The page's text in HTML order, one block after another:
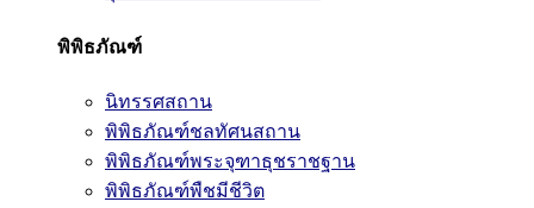
พิพิธภัณฑ์
นิทรรศสถาน
พิพิธภัณฑ์ชลทัศนสถาน
พิพิธภัณฑ์พระจุฑาธุชราชฐาน
พิพิธภัณฑ์พืชมีชีวิต